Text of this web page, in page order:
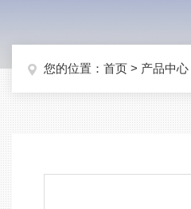
您的位置： 首页 > 产品中心